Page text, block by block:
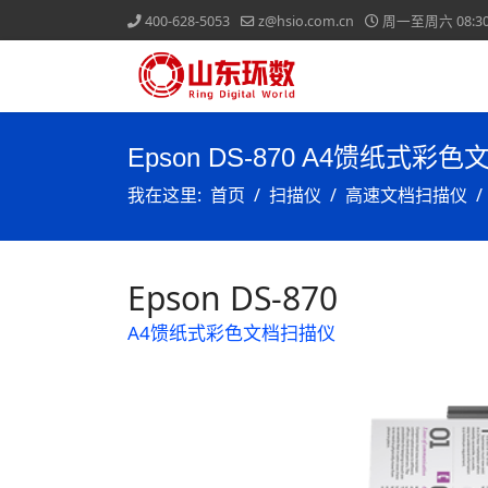
400-628-5053 z@hsio.com.cn 周一至周六
Epson DS-870 A4馈纸式彩色
我在这里: 首页 扫描仪 高速文档扫描仪
Epson DS-870
A4馈纸式彩色文档扫描仪